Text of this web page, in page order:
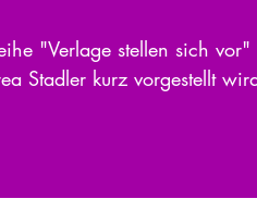
"Verlage stellen sich
Stadler kurz vorgestellt